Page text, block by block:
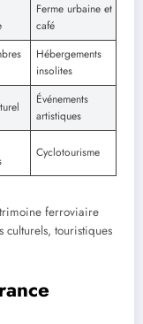
Ferme urbaine et
café
Hébergements
insolites
Événements
artistiques
Cyclotourisme
ferroviaire
culturels, touristiques